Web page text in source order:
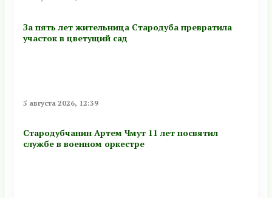
За пять лет жительница Стародуба превратила
участок в цветущий сад
5 августа 2026, 12:39
Стародубчанин Артем Чмут 11 лет посвятил
службе в военном оркестре